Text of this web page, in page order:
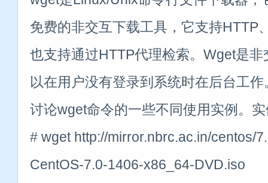
免费的非交互下载工具，它支持HTTP
也支持通过HTTP代理检索。Wget是
以在用户没有登录到系统时在后台工
讨论wget命令的一些不同使用实例。
# wget http://mirror.nbrc.ac.in/centos/
CentOS-7.0-1406-x86_64-DVD.iso